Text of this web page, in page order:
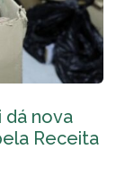
dá nova
Receita